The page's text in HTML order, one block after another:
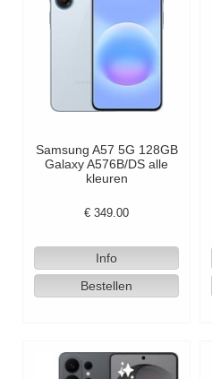
Samsung A57 5G 128GB
Galaxy A576B/DS alle
kleuren
€349.00